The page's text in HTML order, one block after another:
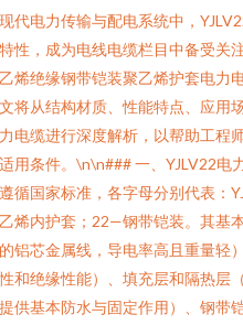
代电力传输与配电系统中，
性，成为电线电缆栏目中备受关
烯绝缘钢带铠装聚乙烯护套电力
将从结构材质、性能特点、应用
电缆进行深度解析，以帮助工程
用条件。\n\n### 一、YJLV22电
循国家标准，各字母分别代表
烯内护套；22—钢带铠装。其基
铝芯金属线，导电率高且重量轻
和绝缘性能）、填充层和隔热层
供基本防水与固定作用）、钢带